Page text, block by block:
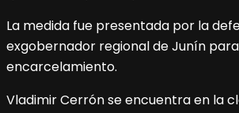
La medida fue presentada por la
exgobernador regional de Junín
encarcelamiento.
Vladimir Cerrón se encuentra en la